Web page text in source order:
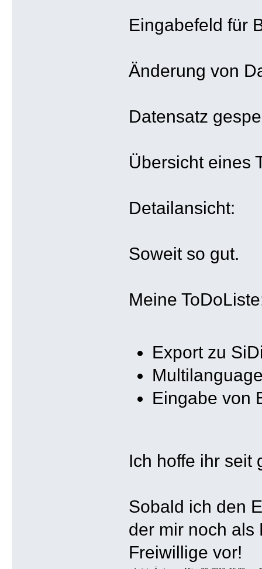
Eingabefeld für
Änderung von
Datensatz
Übersicht eines
Detailansicht:
Soweit so gut.
Meine
Export zu
Eingabe von
Ich hoffe ihr seit
Sobald ich den
der mir noch als
Freiwillige vor!